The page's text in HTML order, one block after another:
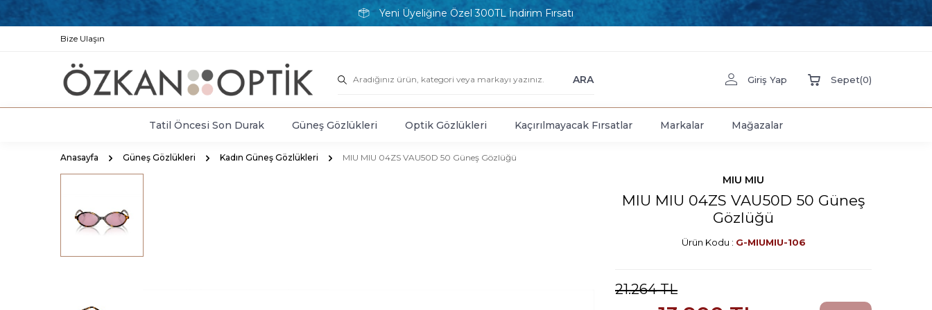
Yeni Üyeliğine Özel 300TL İndirim Fırsatı
Bize Ulaşın
ARA Giriş Yap Sepet(0)
Tatil Öncesi Son Durak Güneş Gözlükleri Optik Gözlükleri Kaçırılmayacak Fırsatlar Markalar Mağazalar
Anasayfa Güneş Gözlükleri Kadın Güneş Gözlükleri MIU MIU 04ZS VAU50D 50 Güneş Gözlüğü
MIU MIU
MIU MIU 04ZS VAU50D 50 Güneş
Gözlüğü
Ürün Kodu : G-MIUMIU-106
21.264TL